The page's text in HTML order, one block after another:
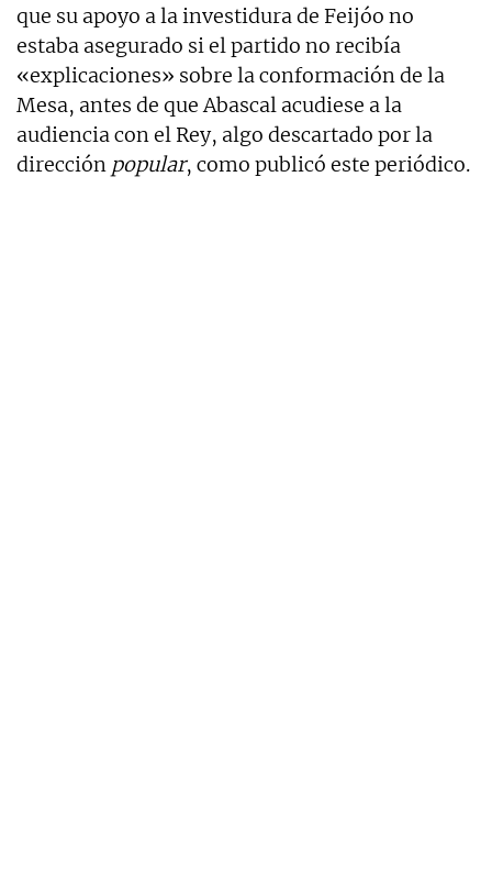
que su apoyo a la investidura de Feijóo no
estaba asegurado si el partido no recibía
«explicaciones» sobre la conformación de la
Mesa, antes de que Abascal acudiese a la
audiencia con el Rey, algo descartado por la
dirección popular, como publicó este periódico.